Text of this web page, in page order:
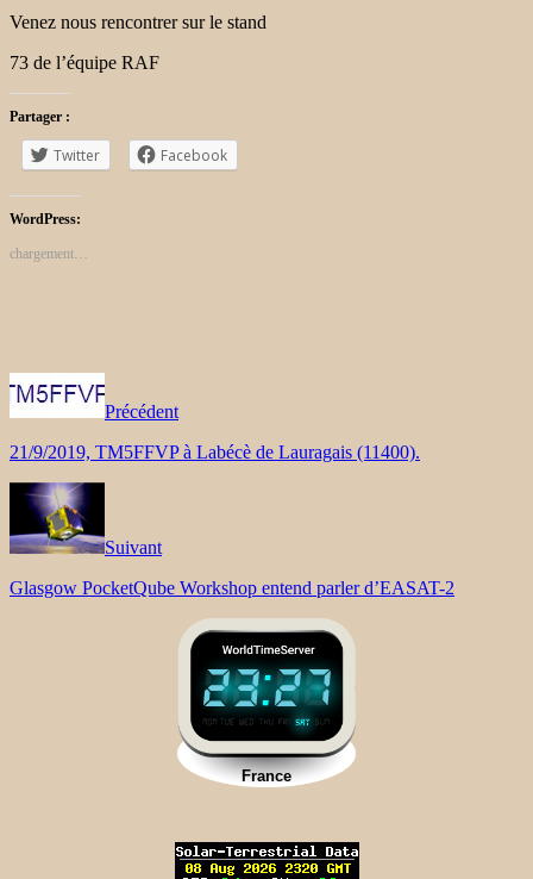
Venez nous rencontrer sur le stand
73 de l’équipe RAF
Partager :
Twitter Facebook
WordPress:
chargement…
Précédent
21/9/2019, TM5FFVP à Labécè de Lauragais (11400).
Suivant
Glasgow PocketQube Workshop entend parler d’EASAT-2